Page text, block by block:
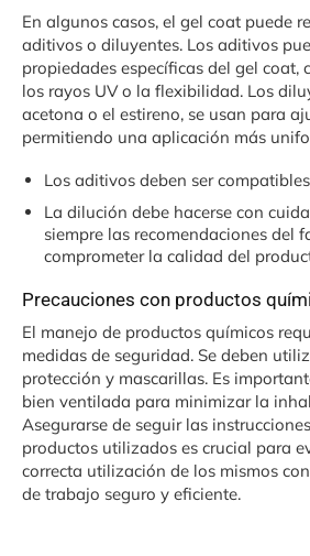
En algunos casos, el gel coat puede
aditivos o diluyentes. Los aditivos
propiedades específicas del gel coat,
los rayos UV o la flexibilidad. Los
acetona o el estireno, se usan para
permitiendo una aplicación más
Los aditivos deben ser
La dilución debe hacerse con
siempre las recomendaciones del
comprometer la calidad del
Precauciones con productos
El manejo de productos químicos
medidas de seguridad. Se deben
protección y mascarillas. Es
bien ventilada para minimizar la
Asegurarse de seguir las
productos utilizados es crucial para
correcta utilización de los mismos
de trabajo seguro y eficiente.